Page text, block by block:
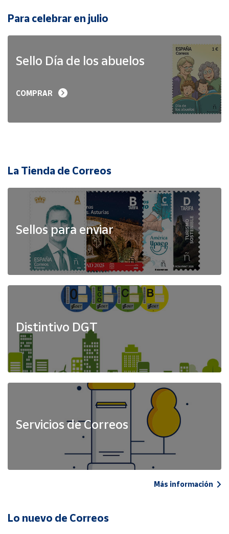
Para celebrar en julio
Sello Día de los abuelos
COMPRAR
La Tienda de Correos
Sellos para enviar
Distintivo DGT
Servicios de Correos
Más información
Lo nuevo de Correos